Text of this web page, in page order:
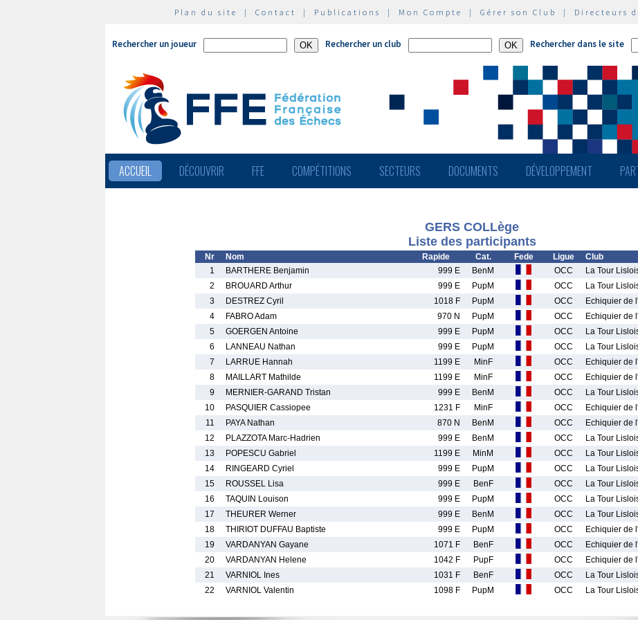
Plan du site | Contact | Publications | Mon Compte | Gérer son Club | Directeurs
Rechercher un joueur Rechercher un club Rechercher dans le site
ACCUEIL DÉCOUVRIR FFE COMPÉTITIONS SECTEURS DOCUMENTS DÉVELOPPEMENT
GERS COLLège
Liste des participants
Nr Nom Rapide Cat. Fede Ligue
Club
1
BARTHERE Benjamin 999 E BenM OCC
La Tour
2
BROUARD Arthur 999 E PupM OCC
La Tour
3
DESTREZ Cyril 1018 F PupM OCC
Echiquier de
4
FABRO Adam 970 N PupM OCC
Echiquier de
5
GOERGEN Antoine 999 E PupM OCC
La Tour
6
LANNEAU Nathan 999 E PupM OCC
La Tour
7
LARRUE Hannah 1199 E MinF OCC
Echiquier de
8
MAILLART Mathilde 1199 E MinF OCC
Echiquier de
9
MERNIER-GARAND Tristan 999 E BenM OCC
La Tour
10
PASQUIER Cassiopee 1231 F MinF OCC
Echiquier de
11
PAYA Nathan 870 N BenM OCC
Echiquier de
12
PLAZZOTA Marc-Hadrien 999 E BenM OCC
La Tour
13
POPESCU Gabriel 1199 E MinM OCC
La Tour
14
RINGEARD Cyriel 999 E PupM OCC
La Tour
15
ROUSSEL Lisa 999 E BenF OCC
La Tour
16
TAQUIN Louison 999 E PupM OCC
La Tour
17
THEURER Werner 999 E BenM OCC
La Tour
18
THIRIOT DUFFAU Baptiste 999 E PupM OCC
Echiquier de
19
VARDANYAN Gayane 1071 F BenF OCC
Echiquier de
20
VARDANYAN Helene 1042 F PupF OCC
Echiquier de
21
VARNIOL Ines 1031 F BenF OCC
La Tour
22
VARNIOL Valentin 1098 F PupM OCC La Tour